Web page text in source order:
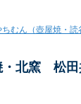
むん（壺屋焼・読
・北窯 松